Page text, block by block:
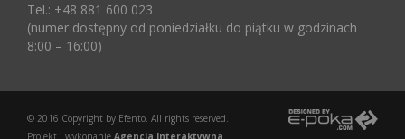
Tel.: +48 881 600 023
(numer dostępny od poniedziałku do piątku w godzinach
8:00 – 16:00)
© 2016 Copyright by Efento. All rights reserved.
Projekt i wykonanie Agencja Interaktywna